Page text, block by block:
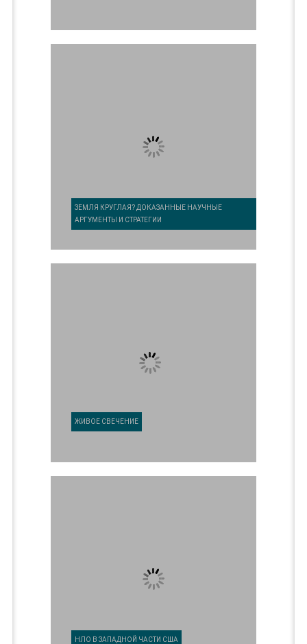
ЗЕМЛЯ КРУГЛАЯ? ДОКАЗАННЫЕ НАУЧНЫЕ
АРГУМЕНТЫ И СТРАТЕГИИ
ЖИВОЕ СВЕЧЕНИЕ
НЛО В ЗАПАДНОЙ ЧАСТИ США